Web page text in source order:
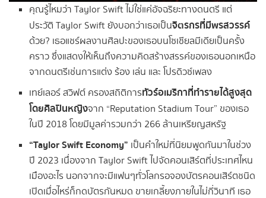
คุณรู้ไหมว่า Taylor Swift ไม่ใช่แค่อัจฉริยะทางดนตรี แต่
ประวัติ Taylor Swift ยังบอกว่าเธอเป็นจิตรกรที่มีพรสวรรค์
ด้วย? เธอแชร์ผลงานศิลปะของเธอบนโซเชียลมีเดียเป็นครั้ง
คราว ซึ่งแสดงให้เห็นถึงความคิดสร้างสรรค์ของเธอนอกเหนือ
จากดนตรีเช่นการแต่ง ร้อง เล่น และ โปรดิวซ์เพลง
เทย์เลอร์ สวิฟต์ ครองสถิติการทัวร์อเมริกาที่ทำรายได้สูงสุด
โดยศิลปินหญิงจาก “Reputation Stadium Tour” ของเธอ
ในปี 2018 โดยมีมูลค่ารวมกว่า 266 ล้านเหรียญสหรัฐ
“Taylor Swift Economy” เป็นคำใหม่ที่นิยมพูดกันมาในช่วง
ปี 2023 เนื่องจาก Taylor Swift ไปจัดคอนเสิร์ตที่ประเทศไหน
เมืองอะไร นอกจากจะมีแฟนๆทั่วโลกรอจองบัตรคอนเสิร์ตชนิด
เปิดเมื่อไหร่ก็กดบัตรกันหมด ขายเกลี้ยงภายในไม่กี่วินาที เธอ